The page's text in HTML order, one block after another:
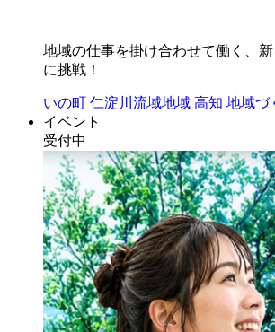
地域の仕事を掛け合わせて働く、
に挑戦！
いの町 仁淀川流域地域 高知 地域づ
イベント
受付中